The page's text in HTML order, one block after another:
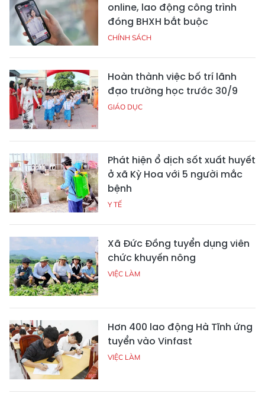
online, lao động công trình
đóng BHXH bắt buộc
CHÍNH SÁCH
Hoàn thành việc bố trí lãnh
đạo trường học trước 30/9
GIÁO DỤC
Phát hiện ổ dịch sốt xuất huyết
ở xã Kỳ Hoa với 5 người mắc
bệnh
Y TẾ
Xã Đức Đồng tuyển dụng viên
chức khuyến nông
VIỆC LÀM
Hơn 400 lao động Hà Tĩnh ứng
tuyển vào Vinfast
VIỆC LÀM